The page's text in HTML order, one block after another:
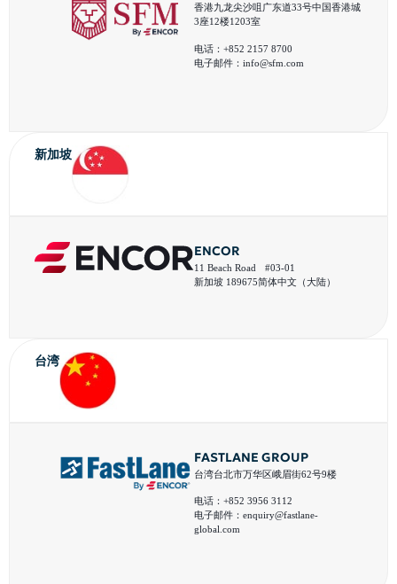
香港九龙尖沙咀广东道33号中国香港城
3座12楼1203室
电话：+852 2157 8700
电子邮件： info@sfm.com
新加坡
ENCOR
11 Beach Road #03-01
新加坡 189675简体中文（大陆）
台湾
FASTLANE GROUP
台湾台北市万华区峨眉街62号9楼
电话：+852 3956 3112
电子邮件： enquiry@fastlane-
global.com